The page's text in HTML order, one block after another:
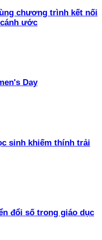
chương trình kết nối
ước
Day
sinh khiếm thính trải
đổi số trong giáo dục